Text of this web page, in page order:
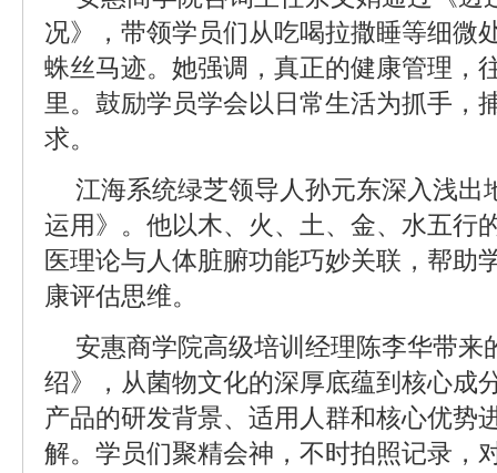
况》，带领学员们从吃喝拉撒睡等细微
蛛丝马迹。她强调，真正的健康管理，
里。鼓励学员学会以日常生活为抓手，
求。
江海系统绿芝领导人孙元东深入浅出
运用》。他以木、火、土、金、水五行
医理论与人体脏腑功能巧妙关联，帮助
康评估思维。
安惠商学院高级培训经理陈李华带来
绍》，从菌物文化的深厚底蕴到核心成
产品的研发背景、适用人群和核心优势
解。学员们聚精会神，不时拍照记录，